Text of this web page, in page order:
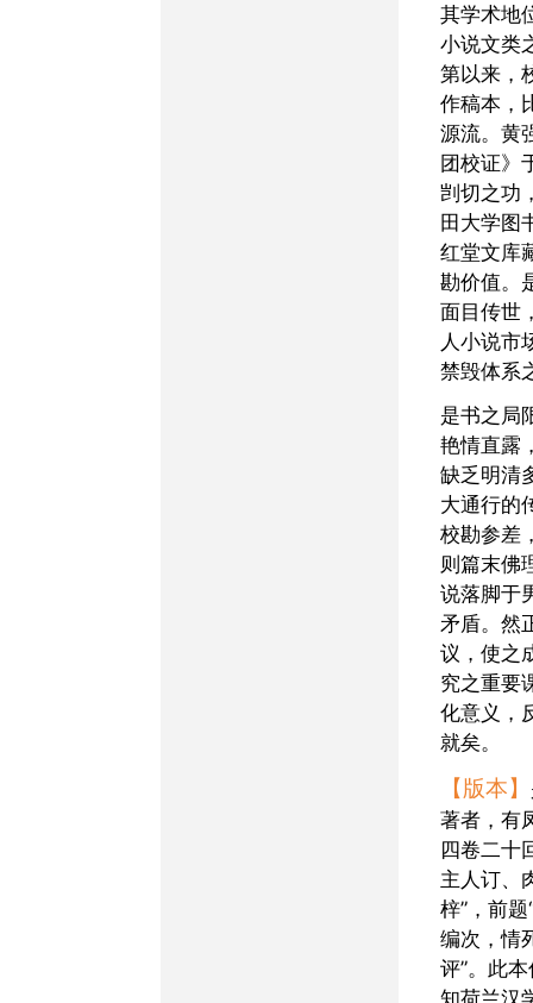
其学术地位，则在于艳情
小说文类
第以来，
作稿本，
源流。黄
团校证》
剀切之功
田大学图
红堂文库
勘价值。
面目传世
人小说市
禁毁体系
是书之局限性亦自不少。
艳情直露
缺乏明清
大通行的
校勘参差
则篇末佛
说落脚于
矛盾。然
议，使之
究之重要
化意义，
就矣。
【版本】
著者，有
四卷二十
主人订、
梓”，前
编次，情
评”。此
知荷兰汉